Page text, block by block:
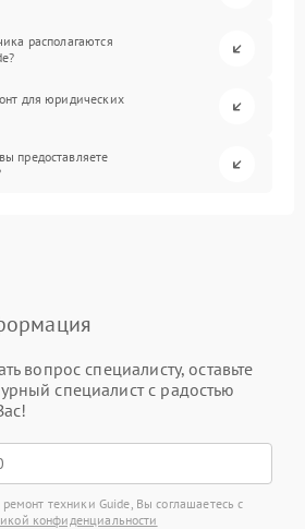
располагаются
для юридических
предоставляете
вопрос специалисту, оставьте
специалист с радостью
техники Guide, Вы соглашаетесь с
конфиденциальности